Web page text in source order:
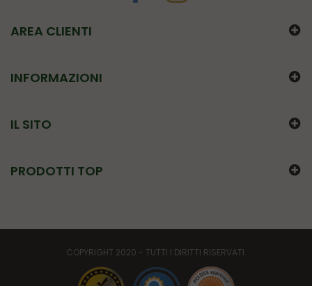
AREA CLIENTI
INFORMAZIONI
IL SITO
PRODOTTI TOP
COPYRIGHT 2020 - TUTTI I DIRITTI RISERVATI.